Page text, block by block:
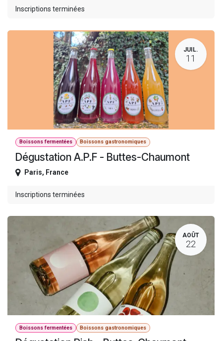
Inscriptions terminées
JUIL.
11
Boissons fermentées Boissons gastronomiques
Dégustation A.P.F - Buttes-Chaumont
Paris, France
Inscriptions terminées
AOÛT
22
Boissons fermentées Boissons gastronomiques